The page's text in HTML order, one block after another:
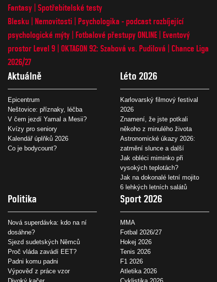
Fantasy Spotřebitelské testy
Blesku
Nemovitosti
Psychologika - podcast rozbíjející
psychologické mýty
Fotbalové přestupy ONLINE
Eventový
prostor Level 9 OKTAGON 92: Szabová vs. Pudilová
Chance Liga
2026/27
Aktuálně
Epicentrum
Neštovice: příznaky, léčba
V čem jezdí Yamal a Mesii?
Kvízy pro seniory
Kalendář úplňků 2026
Co je bodycount?
Léto 2026
Karlovarský filmový festival
2026
Znamení, že jste potkali
někoho z minulého života
Astronomické úkazy 2026:
zatmění slunce a další
Jak obléci miminko při
vysokých teplotách?
Jak na dokonalé letní mojito
6 lehkých letních salátů
Politika
Nová superdávka: kdo na ní
dosáhne?
Sjezd sudetských Němců
Proč vláda zavádí EET?
Padni komu padni
Výpověď z práce vzor
Sport 2026
MMA
Fotbal 2026/27
Hokej 2026
Tenis 2026
F1 2026
Atletika 2026